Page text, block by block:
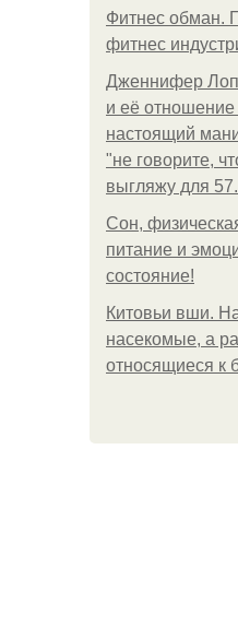
Фитнес обман.
фитнес
Дженнифер
и её отношение
настоящий
"не говорите,
выгляжу для 57.
Сон,
питание и
состояние!
Китовьи вши.
насекомые, а
относящиеся к